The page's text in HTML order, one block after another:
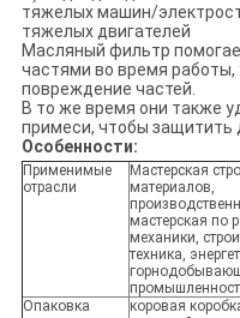
тяжелых машин/
тяжелых двигателей
Масляный фильтр
частями во время
повреждение частей.
В то же время они также
примеси, чтобы защитить
Особенности:
Применимые
отрасли
Мастерская
материалов,
мастерская по
механики,
техника,
Опаковка
коровая